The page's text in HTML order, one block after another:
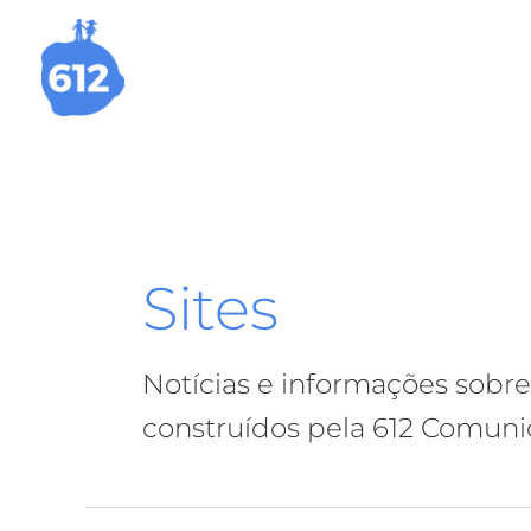
conteúdo
Sites
Notícias e informações
construídos pela 612